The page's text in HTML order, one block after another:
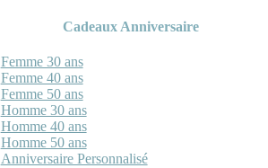
Cadeaux Anniversaire
Femme 30 ans
Femme 40 ans
Femme 50 ans
Homme 30 ans
Homme 40 ans
Homme 50 ans
Anniversaire Personnalisé